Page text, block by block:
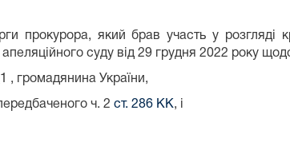
прокурора, який брав участь у розгляді
суду від 29 грудня 2022 року
громадянина України,
ч. 2 ст. 286 КК, і